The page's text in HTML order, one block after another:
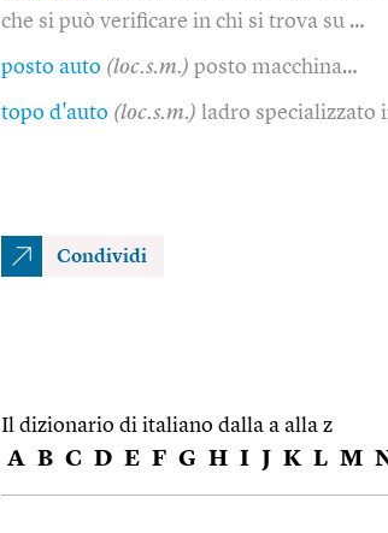
che si può verificare in chi si trova su …
posto auto (loc.s.m.) posto macchina…
topo d'auto (loc.s.m.) ladro
Condividi
Il dizionario di italiano dalla a alla z
A B C D E F G H I J K L M